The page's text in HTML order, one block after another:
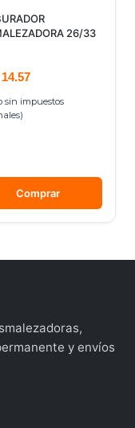
26/33
14.57
sin impuestos
Comprar
y envíos